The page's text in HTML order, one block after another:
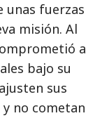
unas fuerzas
misión. Al
a
bajo su
sus
no cometan